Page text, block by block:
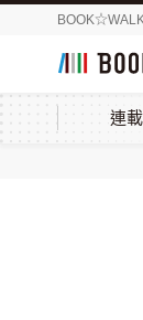
連載